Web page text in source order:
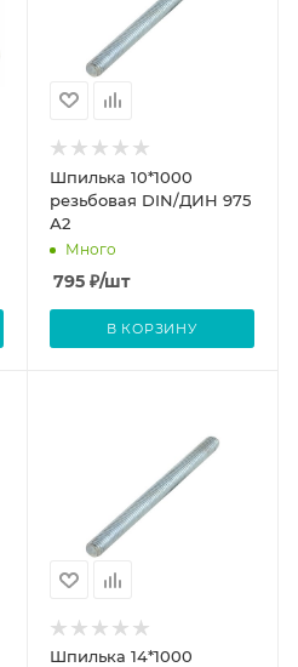
Шпилька 10*1000
резьбовая DIN/ДИН 975
А2
Много
795₽/шт
В КОРЗИНУ
Шпилька 14*1000